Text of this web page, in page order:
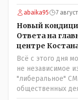
генерал-
знали о нем
надо. Обойдёмся
которые топят
названийТак
коренное
abaika95 7
Новый
Ответа на
центре
Всё с этого дня
не независимое
"либеральное"
общественных